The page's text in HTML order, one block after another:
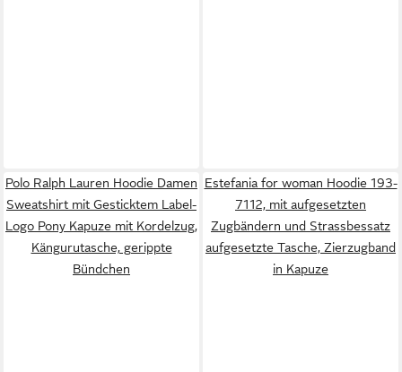
Polo Ralph Lauren Hoodie Damen
Sweatshirt mit Gesticktem Label-
Logo Pony Kapuze mit Kordelzug,
Kängurutasche, gerippte
Bündchen
Estefania for woman Hoodie 193-
7112, mit aufgesetzten
Zugbändern und Strassbessatz
aufgesetzte Tasche, Zierzugband
in Kapuze